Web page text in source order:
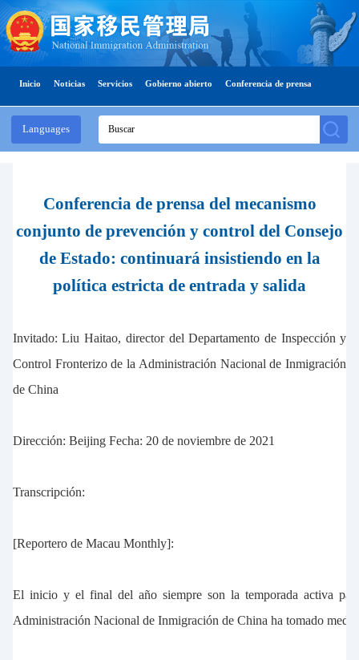
Languages
Inicio Noticias Servicios Gobierno abierto Conferencia de prensa
Conferencia de prensa del mecanismo
conjunto de prevención y control del Consejo
de Estado: continuará insistiendo en la
política estricta de entrada y salida
Invitado: Liu Haitao, director del Departamento de Inspección y
Control Fronterizo de la Administración Nacional de Inmigración
de China
Dirección: Beijing Fecha: 20 de noviembre de 2021
Transcripción:
[Reportero de Macau Monthly]:
El inicio y el final del año siempre son la temporada activa
Administración Nacional de Inmigración de China ha tomado